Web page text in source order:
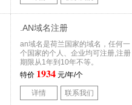
.AN域名注册
an域名是荷兰国家的域名，任何一
个国家的个人、企业均可注册,注册
期限从1年到10年不等。
特价 1934 元/年/个
详情 联系我们